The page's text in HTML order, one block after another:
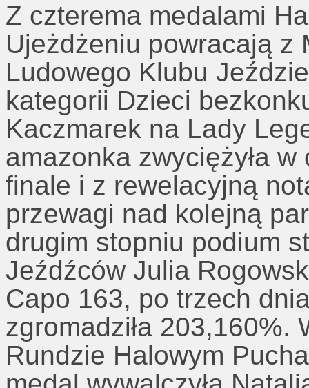
Z czterema medalami
Ujeżdżeniu powracają z
Ludowego Klubu
kategorii Dzieci
Kaczmarek na Lady
amazonka zwyciężyła w
finale i z rewelacyjną
przewagi nad kolejną
drugim stopniu podium
Jeźdźców Julia
Capo 163, po trzech
zgromadziła 203,160%.
Rundzie Halowym